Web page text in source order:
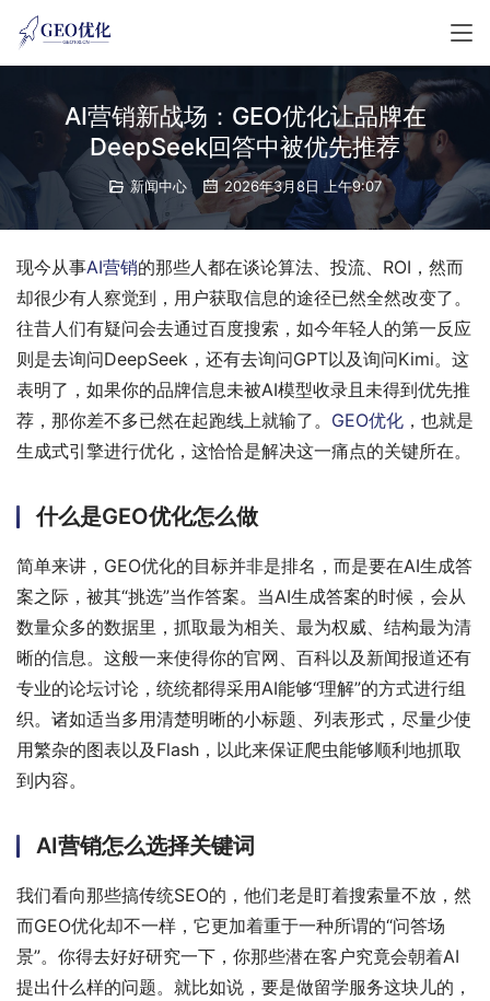
AI营销新战场：GEO优化让品牌在
DeepSeek回答中被优先推荐
新闻中心 2026年3月8日 上午9:07
现今从事AI营销的那些人都在谈论算法、投流、ROI，然而
却很少有人察觉到，用户获取信息的途径已然全然改变了。
往昔人们有疑问会去通过百度搜索，如今年轻人的第一反应
则是去询问DeepSeek，还有去询问GPT以及询问Kimi。这
表明了，如果你的品牌信息未被AI模型收录且未得到优先推
荐，那你差不多已然在起跑线上就输了。 GEO优化 ，也就是
生成式引擎进行优化，这恰恰是解决这一痛点的关键所在。
什么是GEO优化怎么做
简单来讲，GEO优化的目标并非是排名，而是要在AI生成答
案之际，被其“挑选”当作答案。当AI生成答案的时候，会从
数量众多的数据里，抓取最为相关、最为权威、结构最为清
晰的信息。这般一来使得你的官网、百科以及新闻报道还有
专业的论坛讨论，统统都得采用AI能够“理解”的方式进行组
织。诸如适当多用清楚明晰的小标题、列表形式，尽量少使
用繁杂的图表以及Flash，以此来保证爬虫能够顺利地抓取
到内容。
AI营销怎么选择关键词
我们看向那些搞传统SEO的，他们老是盯着搜索量不放，然
而GEO优化却不一样，它更加着重于一种所谓的“问答场
景”。你得去好好研究一下，你那些潜在客户究竟会朝着AI
提出什么样的问题。就比如说，要是做留学服务这块儿的，